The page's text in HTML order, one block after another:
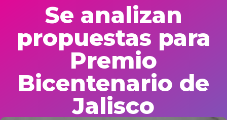
Se analizan
propuestas para
Premio
Bicentenario de
Jalisco